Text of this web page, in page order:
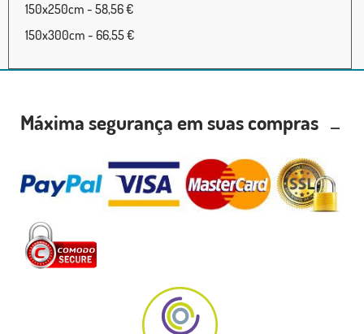
150x250cm - 58,56 €
150x300cm - 66,55 €
Máxima segurança em suas compras